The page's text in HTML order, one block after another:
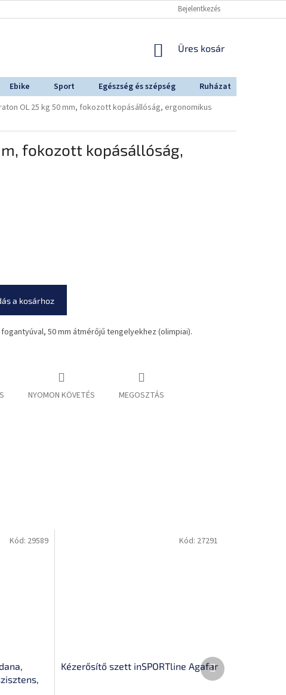
Bejelentkezés
KOSÁR
Üres kosár
Ebike Sport Egészség és szépség Ruházat
OL 25 kg 50 mm, fokozott kopásállóság, ergonomikus
fokozott kopásállóság,
a kosárhoz
50 mm átmérőjű tengelyekhez (olimpiai).
NYOMON KÖVETÉS MEGOSZTÁS
Kód: 29589
Kézerősítő szett inSPORTline Agafar
Kód: 27291
Következő
termék